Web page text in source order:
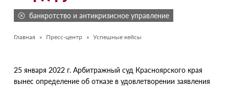
банкротство и антикризисное управление
Главная Пресс-центр Успешные кейсы
25 января 2022 г. Арбитражный суд Красноярского края
вынес определение об отказе в удовлетворении заявления